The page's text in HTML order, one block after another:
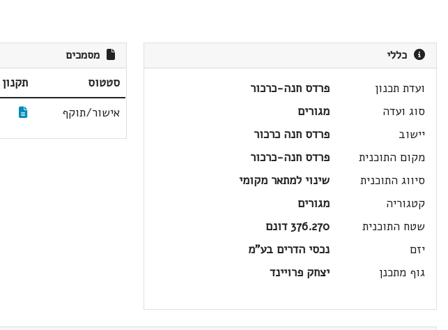
כללי
ועדת תכנון
פרדס חנה-כרכור
סוג ועדה
מגורים
יישוב
פרדס חנה כרכור
מקום התוכנית
פרדס חנה-כרכור
סיווג התוכנית
שינוי למתאר מקומי
קטגוריה
מגורים
שטח התוכנית
376.270 דונם
יזם
נכסי הדרים בע"מ
גוף מתכנן
יצחק פרויינד
מסמכים
סטטוס תקנון
אישור/תוקף